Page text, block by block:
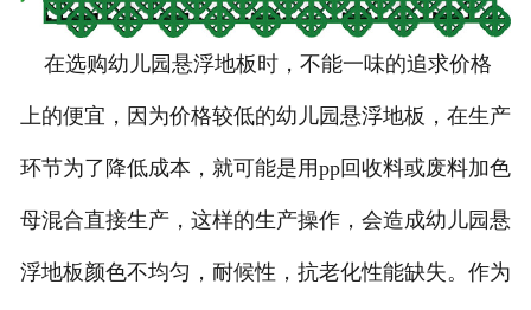
在选购幼儿园悬浮地板时，不能一味的追求价格
上的便宜，因为价格较低的幼儿园悬浮地板，在生产
环节为了降低成本，就可能是用pp回收料或废料加色
母混合直接生产，这样的生产操作，会造成幼儿园悬
浮地板颜色不均匀，耐候性，抗老化性能缺失。作为